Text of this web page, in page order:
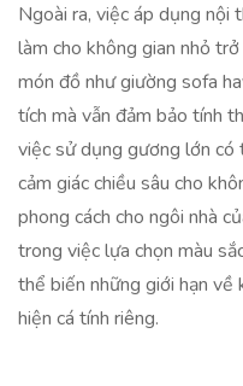
Ngoài ra, việc áp dụng nội
làm cho không gian nhỏ
món đồ như giường sofa
tích mà vẫn đảm bảo tính
việc sử dụng gương lớn có
cảm giác chiều sâu cho
phong cách cho ngôi nhà
trong việc lựa chọn màu
thể biến những giới hạn về
hiện cá tính riêng.